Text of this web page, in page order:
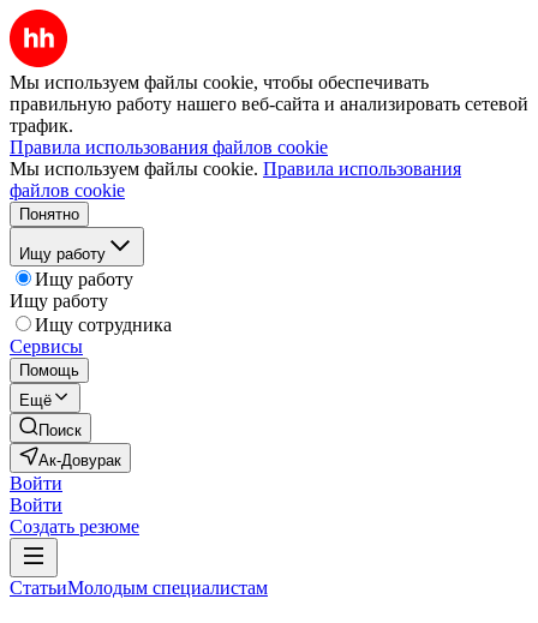
Мы используем файлы cookie, чтобы обеспечивать
правильную работу нашего веб-сайта и анализировать сетевой
трафик.
Правила использования файлов cookie
Мы используем файлы cookie. Правила использования
файлов cookie
Понятно
Ищу работу
Ищу работу
Ищу работу
Ищу сотрудника
Сервисы
Помощь
Ещё
Поиск
Ак-Довурак
Войти
Войти
Создать резюме
СтатьиМолодым специалистам